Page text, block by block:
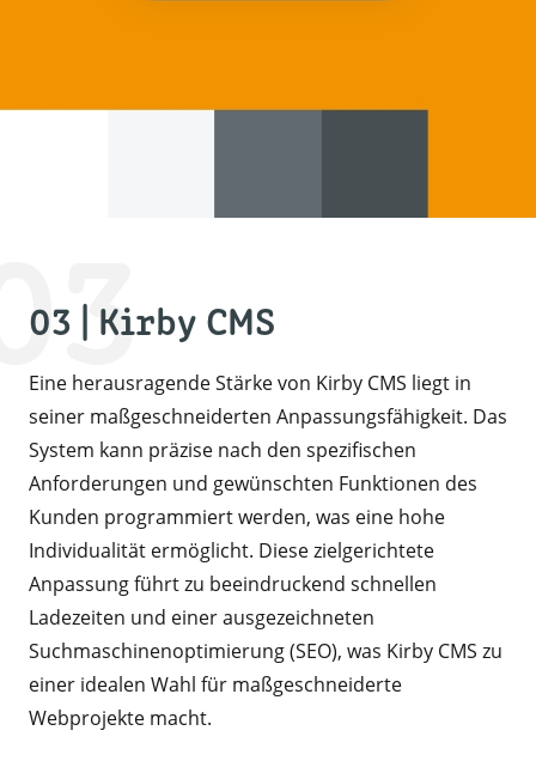
03 | Kirby CMS
Eine herausragende Stärke von Kirby CMS liegt in
seiner maßgeschneiderten Anpassungsfähigkeit. Das
System kann präzise nach den spezifischen
Anforderungen und gewünschten Funktionen des
Kunden programmiert werden, was eine hohe
Individualität ermöglicht. Diese zielgerichtete
Anpassung führt zu beeindruckend schnellen
Ladezeiten und einer ausgezeichneten
Suchmaschinenoptimierung (SEO), was Kirby CMS zu
einer idealen Wahl für maßgeschneiderte
Webprojekte macht.